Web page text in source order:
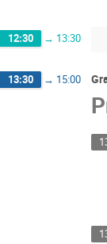
12:30 → 13:30
13:30 → 15:00